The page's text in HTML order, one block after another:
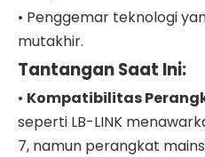
• Penggemar teknologi
mutakhir.
Tantangan Saat Ini:
• Kompatibilitas
seperti LB-LINK
7, namun perangkat